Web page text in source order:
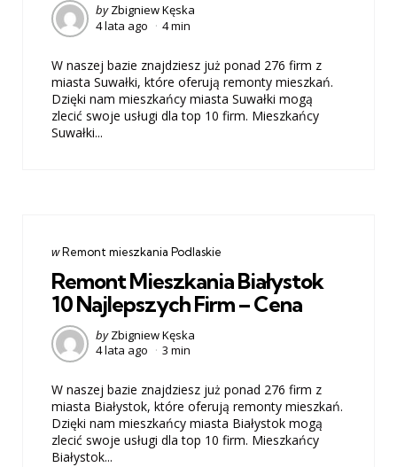
Posted
by
by Zbigniew Kęska
4 lata ago
4 min
W naszej bazie znajdziesz już ponad 276 firm z
miasta Suwałki, które oferują remonty mieszkań.
Dzięki nam mieszkańcy miasta Suwałki mogą
zlecić swoje usługi dla top 10 firm. Mieszkańcy
Suwałki...
Categories
post
wRemont mieszkania Podlaskie
Remont Mieszkania Białystok
10 Najlepszych Firm – Cena
Posted
by
by Zbigniew Kęska
4 lata ago
3 min
W naszej bazie znajdziesz już ponad 276 firm z
miasta Białystok, które oferują remonty mieszkań.
Dzięki nam mieszkańcy miasta Białystok mogą
zlecić swoje usługi dla top 10 firm. Mieszkańcy
Białystok...